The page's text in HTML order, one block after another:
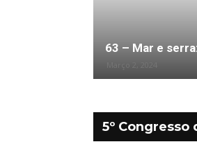
63 – Mar e
5º Congresso